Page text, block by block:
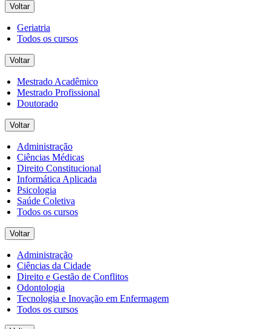
Voltar
Geriatria
Todos os cursos
Voltar
Mestrado Acadêmico
Mestrado Profissional
Doutorado
Voltar
Administração
Ciências Médicas
Direito Constitucional
Informática Aplicada
Psicologia
Saúde Coletiva
Todos os cursos
Voltar
Administração
Ciências da Cidade
Direito e Gestão de Conflitos
Odontologia
Tecnologia e Inovação em Enfermagem
Todos os cursos